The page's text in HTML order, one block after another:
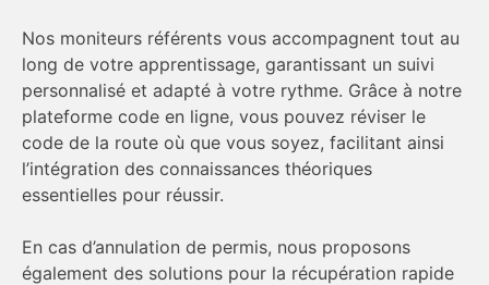
Nos moniteurs référents vous accompagnent tout au
long de votre apprentissage, garantissant un suivi
personnalisé et adapté à votre rythme. Grâce à notre
plateforme code en ligne, vous pouvez réviser le
code de la route où que vous soyez, facilitant ainsi
l’intégration des connaissances théoriques
essentielles pour réussir.
En cas d’annulation de permis, nous proposons
également des solutions pour la récupération rapide